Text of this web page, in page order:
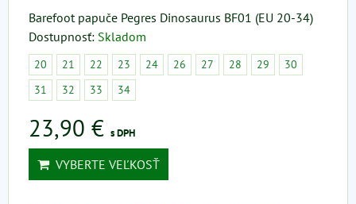
Barefoot papuče Pegres Dinosaurus BF01 (EU 20-34)
Dostupnosť: Skladom
20 21 22 23 24 26 27 28 29
30
31
32 33 34
23,90 € s DPH
VYBERTE VEĽKOSŤ